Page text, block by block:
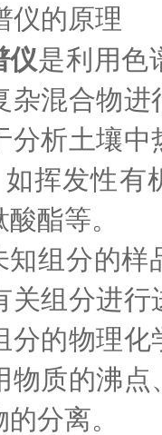
仪的原理
仪是利用色
杂混合物
分析土壤
挥发性有
酯等。
分的样
关组分进
分的物理
物质的沸
分离。